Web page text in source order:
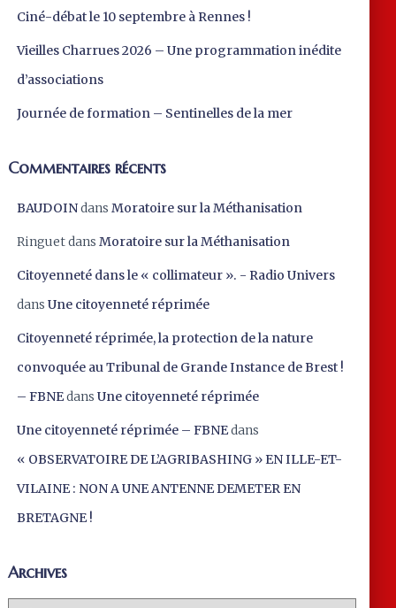
Ciné-débat le 10 septembre à Rennes !
Vieilles Charrues 2026 – Une programmation inédite
d’associations
Journée de formation – Sentinelles de la mer
Commentaires récents
BAUDOINdansMoratoire sur la Méthanisation
RinguetdansMoratoire sur la Méthanisation
Citoyenneté dans le « collimateur ». - Radio Univers
dansUne citoyenneté réprimée
Citoyenneté réprimée, la protection de la nature
convoquée au Tribunal de Grande Instance de Brest !
– FBNEdansUne citoyenneté réprimée
Une citoyenneté réprimée – FBNEdans
« OBSERVATOIRE DE L’AGRIBASHING » EN ILLE-ET-
VILAINE : NON A UNE ANTENNE DEMETER EN
BRETAGNE !
Archives